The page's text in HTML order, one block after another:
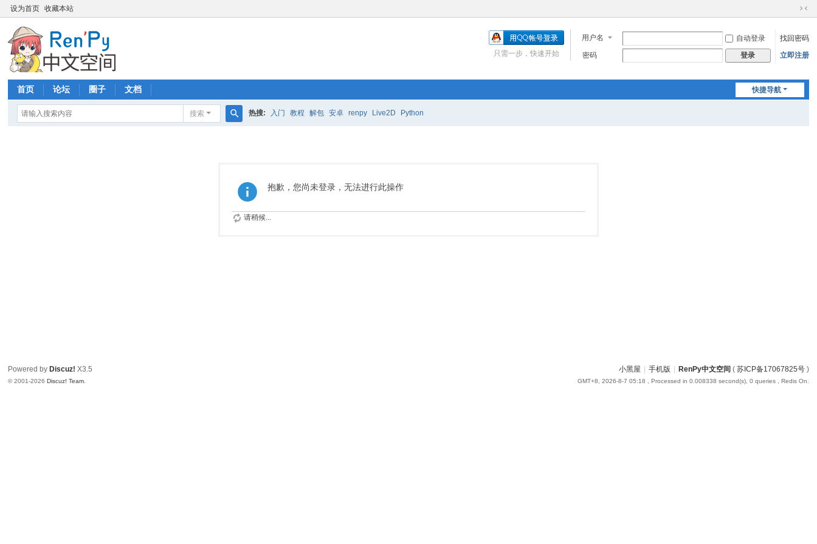
设为首页 收藏本站
切
到
窄
用户名 自动登录
找回密码
密码
登录 立即注册
只需一步，快速开始
快捷导航
首页 论坛 圈子 文档
搜索 热搜: 入门 教程 解包 安卓 renpy Live2D Python
抱歉，您尚未登录，无法进行此操作
请稍候...
小黑屋 手机版 RenPy中文空间 ( 苏ICP备17067825号)
GMT+8, 2026-8-7 05:18 , Processed in 0.008338 second(s), 0 queries , Redis On.
Powered by Discuz! X3.5
© 2001-2026Discuz! Team